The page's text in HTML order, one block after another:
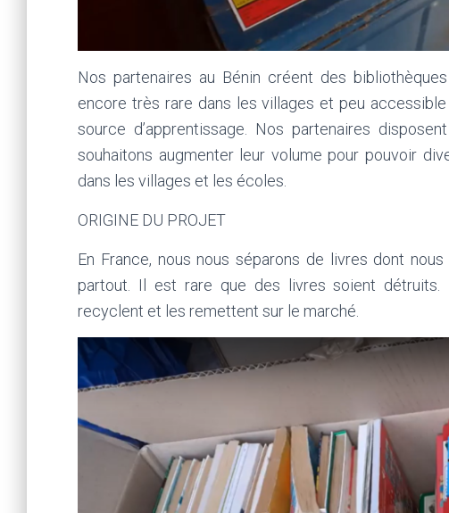
Nos partenaires au Bénin créent des
encore très rare dans les villages et peu
source d’apprentissage. Nos partenaires
souhaitons augmenter leur volume pour pouvoir
dans les villages et les écoles.
ORIGINE DU PROJET
En France, nous nous séparons de livres dont
partout. Il est rare que des livres soient détruits.
recyclent et les remettent sur le marché.